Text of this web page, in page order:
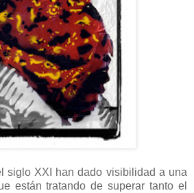
siglo ΧΧΙ
han dado visibilidad a una
están tratando de superar tanto el